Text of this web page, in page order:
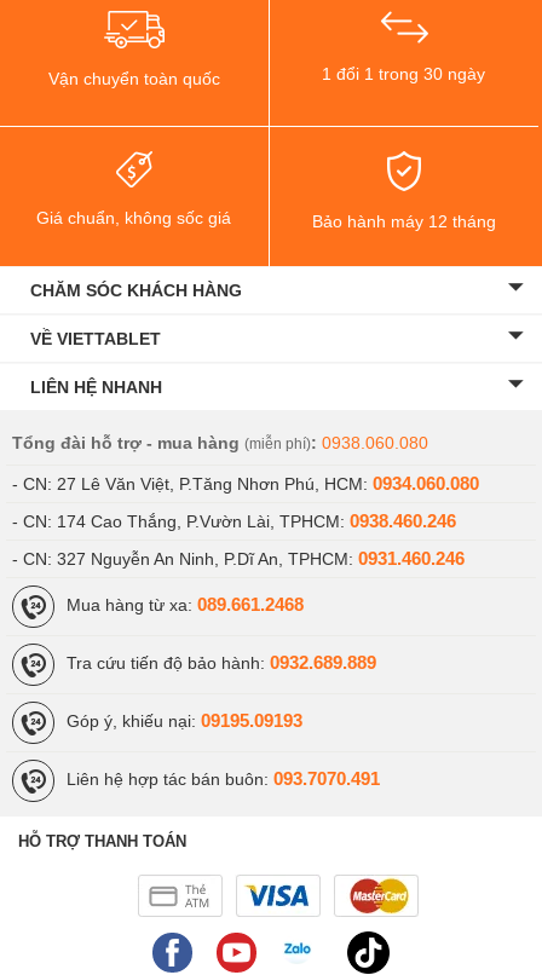
Vận chuyển toàn quốc 1 đổi 1 trong 30 ngày
Giá chuẩn, không sốc giá Bảo hành máy 12 tháng
CHĂM SÓC KHÁCH HÀNG
VỀ VIETTABLET
LIÊN HỆ NHANH
Tổng đài hỗ trợ - mua hàng (miễn phí): 0938.060.080
- CN: 27 Lê Văn Việt, P.Tăng Nhơn Phú, HCM: 0934.060.080
- CN: 174 Cao Thắng, P.Vườn Lài, TPHCM: 0938.460.246
- CN: 327 Nguyễn An Ninh, P.Dĩ An, TPHCM: 0931.460.246
Mua hàng từ xa: 089.661.2468
Tra cứu tiến độ bảo hành: 0932.689.889
Góp ý, khiếu nại: 09195.09193
Liên hệ hợp tác bán buôn: 093.7070.491
HỖ TRỢ THANH TOÁN